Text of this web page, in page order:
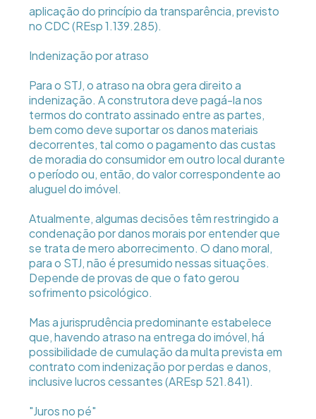
aplicação do princípio da transparência, previsto
no CDC (REsp 1.139.285).
Indenização por atraso
Para o STJ, o atraso na obra gera direito a
indenização. A construtora deve pagá-la nos
termos do contrato assinado entre as partes,
bem como deve suportar os danos materiais
decorrentes, tal como o pagamento das custas
de moradia do consumidor em outro local durante
o período ou, então, do valor correspondente ao
aluguel do imóvel.
Atualmente, algumas decisões têm restringido a
condenação por danos morais por entender que
se trata de mero aborrecimento. O dano moral,
para o STJ, não é presumido nessas situações.
Depende de provas de que o fato gerou
sofrimento psicológico.
Mas a jurisprudência predominante estabelece
que, havendo atraso na entrega do imóvel, há
possibilidade de cumulação da multa prevista em
contrato com indenização por perdas e danos,
inclusive lucros cessantes (AREsp 521.841).
"Juros no pé"